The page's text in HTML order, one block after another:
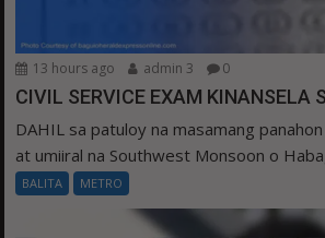
13 hours ago admin 3 0
CIVIL SERVICE EXAM KINANSELA
DAHIL sa patuloy na masamang
at umiiral na Southwest Monsoon o
BALITA METRO